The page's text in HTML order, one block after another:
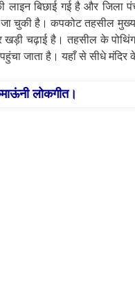
की लाइन बिछाई गई है और
जा चुकी है। कपकोट तहसील
चढ़ाई है। तहसील के
पहुंचा जाता है। यहाँ से सीधे
लोकगीत।